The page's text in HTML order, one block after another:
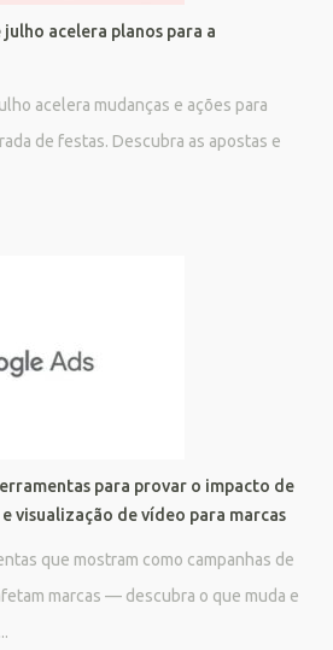
acelera planos para a
acelera mudanças e ações para
de festas. Descubra as apostas e
para provar o impacto de
visualização de vídeo para marcas
que mostram como campanhas de
marcas — descubra o que muda e